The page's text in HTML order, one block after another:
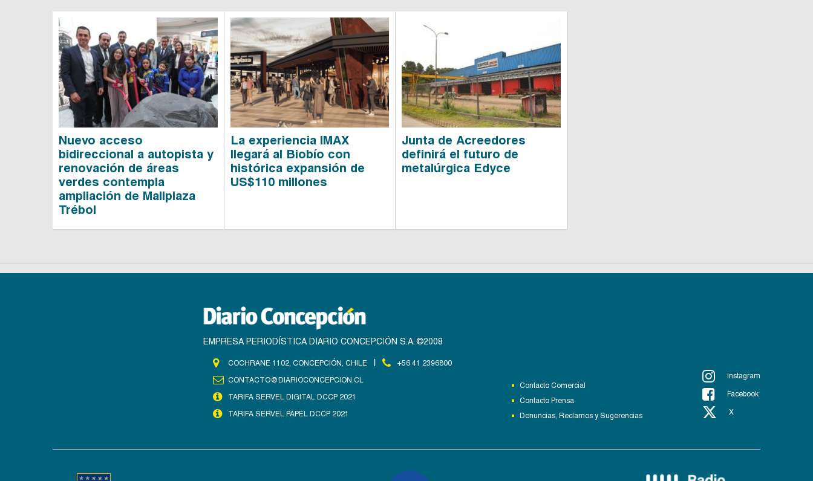
Nuevo acceso
bidireccional a autopista y
renovación de áreas
verdes contempla
ampliación de Mallplaza
Trébol
La experiencia IMAX
llegará al Biobío con
histórica expansión de
US$110 millones
Junta de Acreedores
definirá el futuro de
metalúrgica Edyce
EMPRESA PERIODÍSTICA DIARIO CONCEPCIÓN S.A. ©2008
COCHRANE 1102, CONCEPCIÓN, CHILE
+56 41 2396800
CONTACTO@DIARIOCONCEPCION.CL
TARIFA SERVEL DIGITAL DCCP 2021
TARIFA SERVEL PAPEL DCCP 2021
Contacto Comercial
Contacto Prensa
Denuncias, Reclamos y Sugerencias
Instagram
Facebook
X